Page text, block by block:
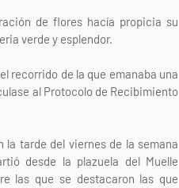
de flores hacía propicia su
verde y esplendor.
recorrido de la que emanaba una
al Protocolo de Recibimiento
la tarde del viernes de la semana
desde la plazuela del Muelle
las que se destacaron las que